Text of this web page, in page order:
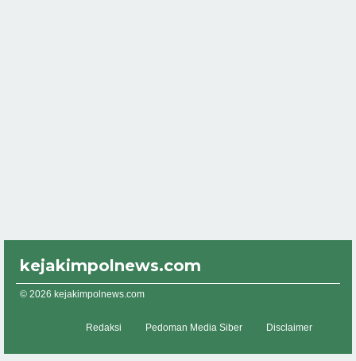
kejakimpolnews.com
© 2026 kejakimpolnews.com
Redaksi Pedoman Media Siber Disclaimer